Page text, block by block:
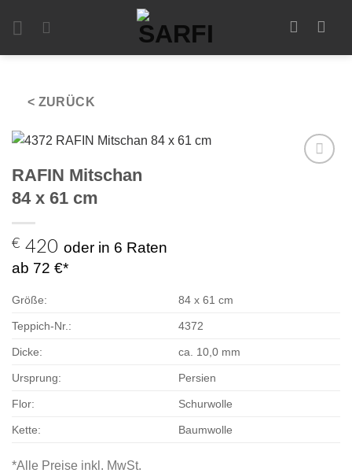
< ZURÜCK
RAFIN Mitschan
84 x 61 cm
€ 420 oder in 6 Raten
ab 72 €*
Größe: 84 x 61 cm
Teppich-Nr.: 4372
Dicke: ca. 10,0 mm
Ursprung: Persien
Flor: Schurwolle
Kette: Baumwolle
*Alle Preise inkl. MwSt.